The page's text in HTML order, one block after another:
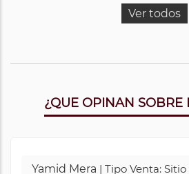
Ver todos
¿QUE OPINAN SOBRE
Yamid Mera | Tipo Venta: